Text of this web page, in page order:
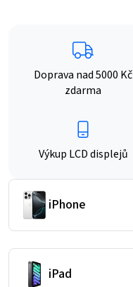
Doprava nad 5000 Kč
zdarma
Výkup LCD displejů
iPhone
iPad